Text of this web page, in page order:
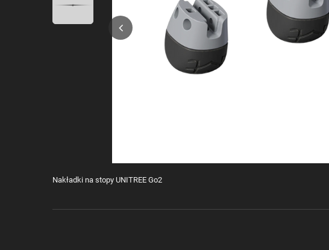
Nakładki na stopy UNITREE Go2